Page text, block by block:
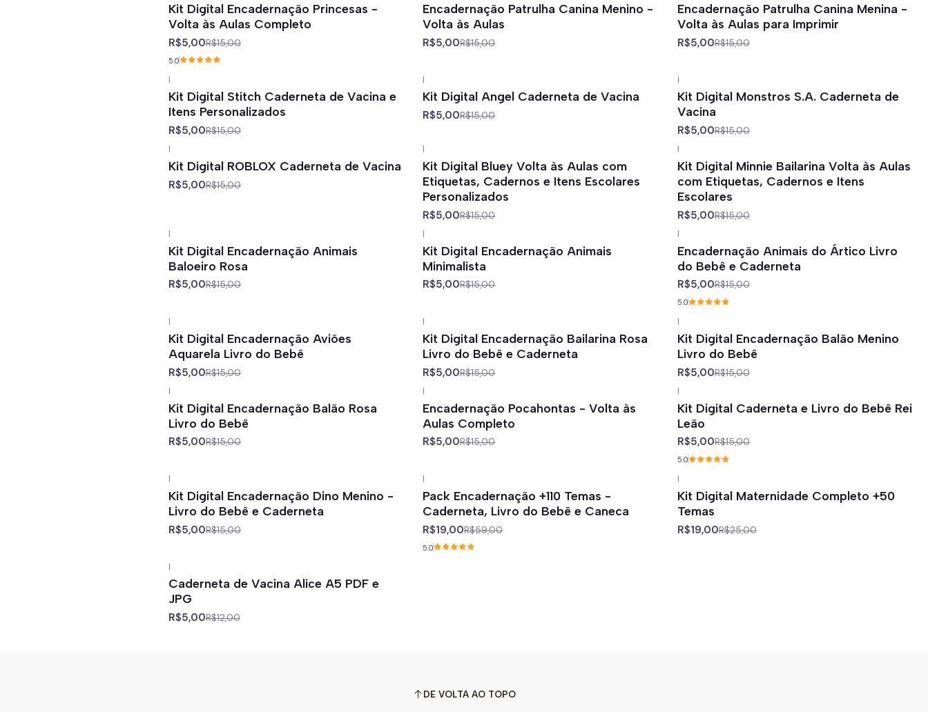
Kit Digital Encadernação Princesas -
Volta às Aulas Completo
R$5,00R$15,00
5.0
Encadernação Patrulha Canina Menino -
Volta às Aulas
R$5,00R$15,00
Encadernação Patrulha Canina Menina -
Volta às Aulas para Imprimir
R$5,00R$15,00
|
Kit Digital Stitch Caderneta de Vacina e
Itens Personalizados
R$5,00R$15,00
|
Kit Digital Angel Caderneta de Vacina
R$5,00R$15,00
|
Kit Digital Monstros S.A. Caderneta de
Vacina
R$5,00R$15,00
|
Kit Digital ROBLOX Caderneta de Vacina
R$5,00R$15,00
|
Kit Digital Bluey Volta às Aulas com
Etiquetas, Cadernos e Itens Escolares
Personalizados
R$5,00R$15,00
|
Kit Digital Minnie Bailarina Volta às Aulas
com Etiquetas, Cadernos e Itens
Escolares
R$5,00R$15,00
|
Kit Digital Encadernação Animais
Baloeiro Rosa
R$5,00R$15,00
|
Kit Digital Encadernação Animais
Minimalista
R$5,00R$15,00
|
Encadernação Animais do Ártico Livro
do Bebê e Caderneta
R$5,00R$15,00
5.0
|
Kit Digital Encadernação Aviões
Aquarela Livro do Bebê
R$5,00R$15,00
|
Kit Digital Encadernação Bailarina Rosa
Livro do Bebê e Caderneta
R$5,00R$15,00
|
Kit Digital Encadernação Balão Menino
Livro do Bebê
R$5,00R$15,00
|
Kit Digital Encadernação Balão Rosa
Livro do Bebê
R$5,00R$15,00
|
Encadernação Pocahontas - Volta às
Aulas Completo
R$5,00R$15,00
|
Kit Digital Caderneta e Livro do Bebê Rei
Leão
R$5,00R$15,00
5.0
|
Kit Digital Encadernação Dino Menino -
Livro do Bebê e Caderneta
R$5,00R$15,00
|
Pack Encadernação +110 Temas -
Caderneta, Livro do Bebê e Caneca
R$19,00R$59,00
5.0
|
Kit Digital Maternidade Completo +50
Temas
R$19,00R$25,00
|
Caderneta de Vacina Alice A5 PDF e
JPG
R$5,00R$12,00
DE VOLTA AO TOPO